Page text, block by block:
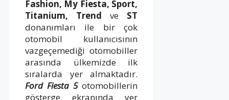
Fashion, My Fiesta, Sport,
Titanium, Trendve ST
donanımları ile bir çok
otomobil kullanıcısının
vazgeçemediği otomobiller
arasında ülkemizde ilk
sıralarda yer almaktadır.
Ford Fiesta 5otomobillerin
gösterge ekranında yer